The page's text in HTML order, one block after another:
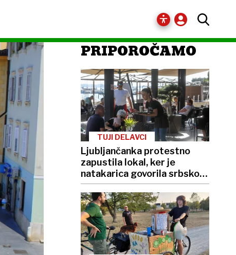
PRIPOROČAMO
TUJI DELAVCI
Ljubljančanka protestno
zapustila lokal, ker je
natakarica govorila srbsko.
»V Sloveniji tega ne bom
dovolila«